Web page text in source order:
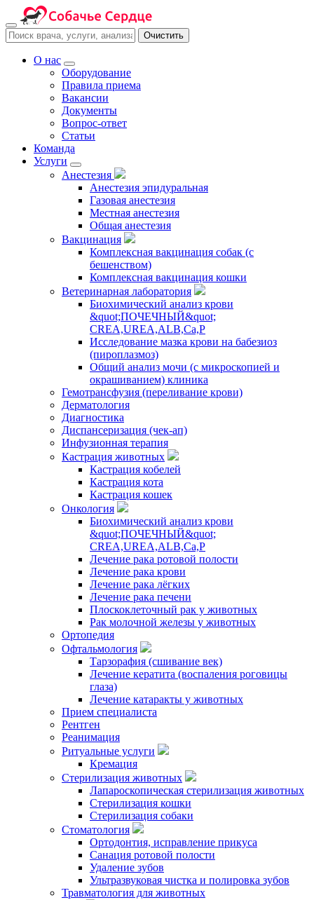
Очистить
О нас
Оборудование
Правила приема
Вакансии
Документы
Вопрос-ответ
Статьи
Команда
Услуги
Анестезия
Анестезия эпидуральная
Газовая анестезия
Местная анестезия
Общая анестезия
Вакцинация
Комплексная вакцинация собак (с
бешенством)
Комплексная вакцинация кошки
Ветеринарная лаборатория
Биохимический анализ крови
&quot;ПОЧЕЧНЫЙ&quot;
CREA,UREA,ALB,Ca,P
Исследование мазка крови на бабезиоз
(пироплазмоз)
Общий анализ мочи (с микроскопией и
окрашиванием) клиника
Гемотрансфузия (переливание крови)
Дерматология
Диагностика
Диспансеризация (чек-ап)
Инфузионная терапия
Кастрация животных
Кастрация кобелей
Кастрация кота
Кастрация кошек
Онкология
Биохимический анализ крови
&quot;ПОЧЕЧНЫЙ&quot;
CREA,UREA,ALB,Ca,P
Лечение рака ротовой полости
Лечение рака крови
Лечение рака лёгких
Лечение рака печени
Плоскоклеточный рак у животных
Рак молочной железы у животных
Ортопедия
Офтальмология
Тарзорафия (сшивание век)
Лечение кератита (воспаления роговицы
глаза)
Лечение катаракты у животных
Прием специалиста
Рентген
Реанимация
Ритуальные услуги
Кремация
Стерилизация животных
Лапароскопическая стерилизация животных
Стерилизация кошки
Стерилизация собаки
Стоматология
Ортодонтия, исправление прикуса
Санация ротовой полости
Удаление зубов
Ультразвуковая чистка и полировка зубов
Травматология для животных